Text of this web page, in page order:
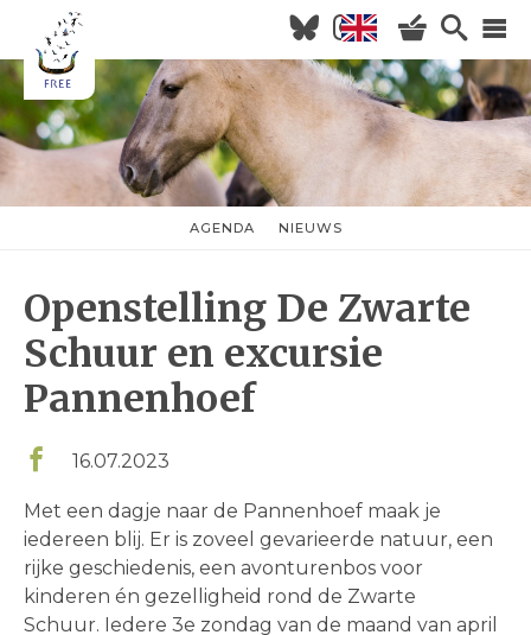
Overslaan
naar
de
inhoud
gaan
Hoofdnavigatie
HOME
NIEUWS
KOM KIJKEN
WILDERNISVLEES
nieuwsmenuAGENDA NIEUWS
Openstelling De Zwarte
Schuur en excursie
Pannenhoef
16.07.2023
Met een dagje naar de Pannenhoef maak je
iedereen blij. Er is zoveel gevarieerde natuur, een
rijke geschiedenis, een avonturenbos voor
kinderen én gezelligheid rond de Zwarte
Schuur. Iedere 3e zondag van de maand van april